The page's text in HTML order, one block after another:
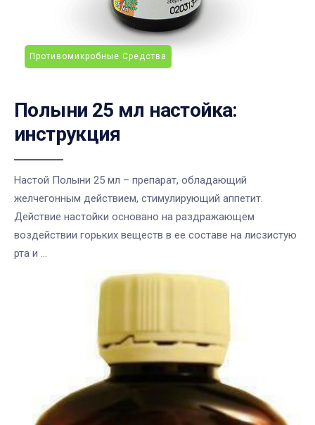
Противомикробные Средства
Полыни 25 мл настойка:
инструкция
Настой Полыни 25 мл – препарат, обладающий
желчегонным действием, стимулирующий аппетит.
Действие настойки основано на раздражающем
воздействии горьких веществ в ее составе на лисзистую
рта и ...